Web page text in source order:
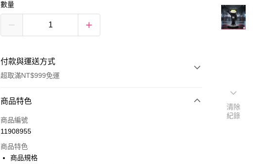
數量
付款與運送方式
超取滿NT$999免運
付款方式
信用卡一次付款
3 期 0 利率 每期
商品特色
商品編號
11908955
商品特色
商品規格
清除
紀錄